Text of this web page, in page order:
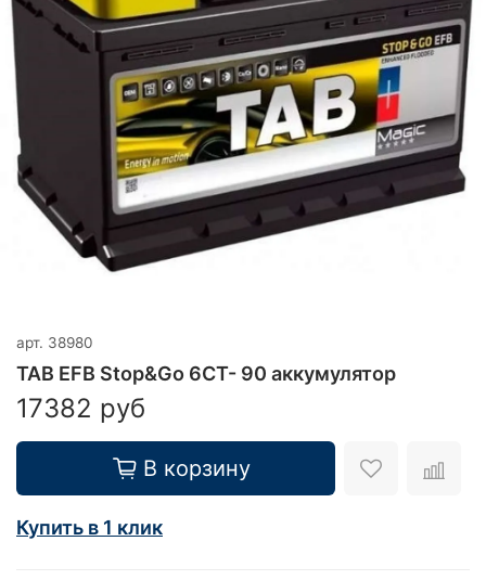
арт. 38980
TAB EFB Stop&Go 6CT- 90 аккумулятор
17382 руб
В корзину
Купить в 1 клик